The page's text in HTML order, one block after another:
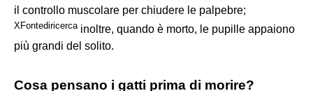
il controllo muscolare per chiudere le palpebre;
XFontediricercainoltre, quando è morto, le pupille appaiono
più grandi del solito.
Cosa pensano i gatti prima di morire?